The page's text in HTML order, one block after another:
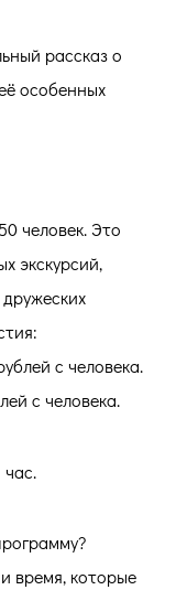
рассказ о
особенных
человек. Это
экскурсий,
с человека.
с человека.
время, которые